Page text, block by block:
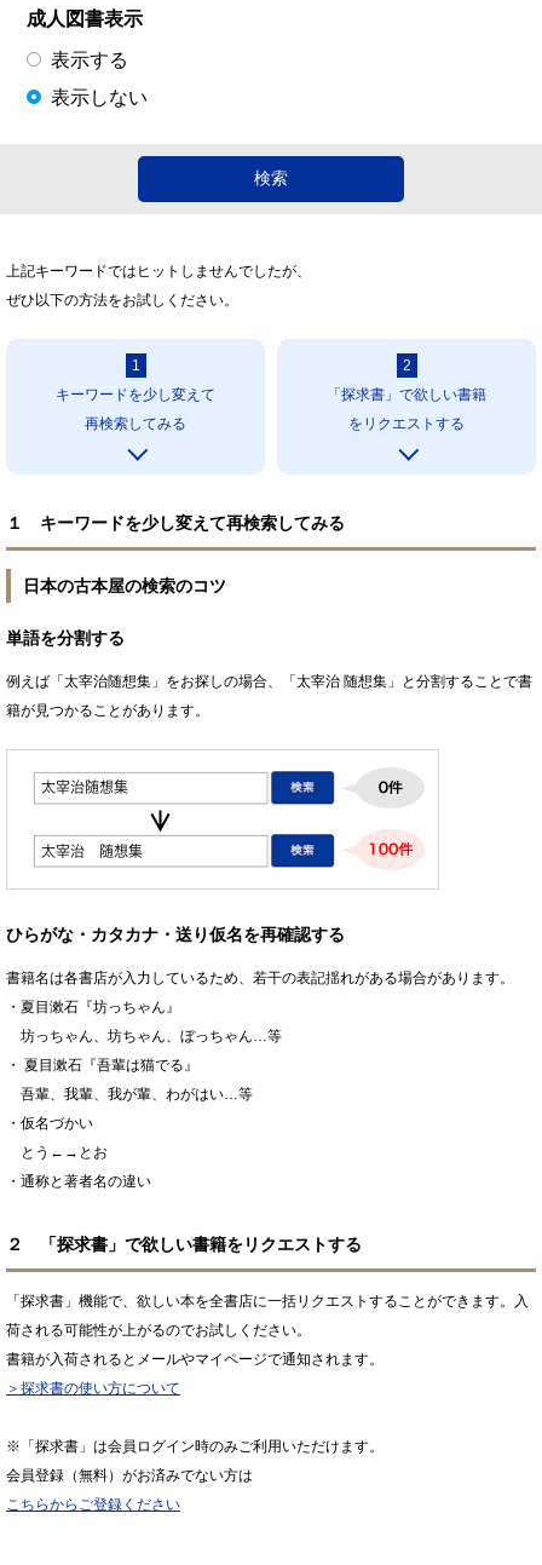
成人図書表示
表示する
表示しない
上記キーワードではヒットしませんでしたが、
ぜひ以下の方法をお試しください。
1
キーワードを少し変えて
再検索してみる
2
「探求書」で欲しい書籍
をリクエストする
１ キーワードを少し変えて再検索してみる
日本の古本屋の検索のコツ
単語を分割する
例えば「太宰治随想集」をお探しの場合、「太宰治 随想集」と分割することで書
籍が見つかることがあります。
ひらがな・カタカナ・送り仮名を再確認する
書籍名は各書店が入力しているため、若干の表記揺れがある場合があります。
・夏目漱石『坊っちゃん』
坊っちゃん、坊ちゃん、ぼっちゃん…等
・ 夏目漱石『吾輩は猫でる』
吾輩、我輩、我が輩、わがはい…等
・仮名づかい
とう←→とお
・通称と著者名の違い
２ 「探求書」で欲しい書籍をリクエストする
「探求書」機能で、欲しい本を全書店に一括リクエストすることができます。入
荷される可能性が上がるのでお試しください。
書籍が入荷されるとメールやマイページで通知されます。
＞探求書の使い方について
※「探求書」は会員ログイン時のみご利用いただけます。
会員登録（無料）がお済みでない方は
こちらからご登録ください